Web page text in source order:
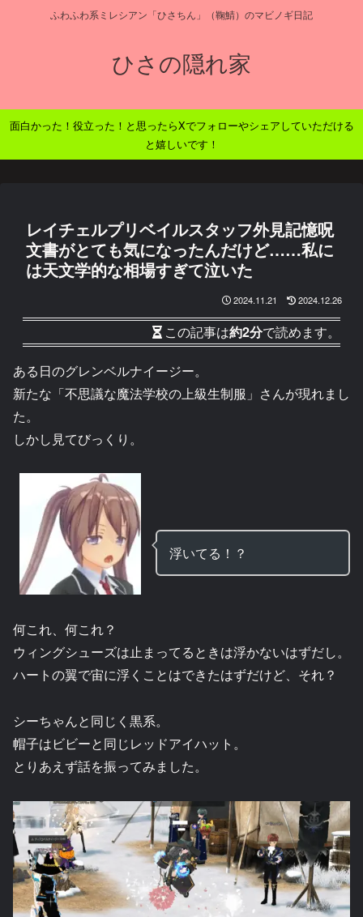
ふわふわ系ミレシアン「ひさちん」（鞠鯖）のマビノギ日記
ひさの隠れ家
面白かった！役立った！と思ったらXでフォローやシェアしていただける
と嬉しいです！
レイチェルプリベイルスタッフ外見記憶呪
文書がとても気になったんだけど……私に
は天文学的な相場すぎて泣いた
2024.11.21 2024.12.26
この記事は約2分で読めます。
ある日のグレンベルナイージー。
新たな「不思議な魔法学校の上級生制服」さんが現れまし
た。
しかし見てびっくり。
浮いてる！？
何これ、何これ？
ウィングシューズは止まってるときは浮かないはずだし。
ハートの翼で宙に浮くことはできたはずだけど、それ？
シーちゃんと同じく黒系。
帽子はビビーと同じレッドアイハット。
とりあえず話を振ってみました。